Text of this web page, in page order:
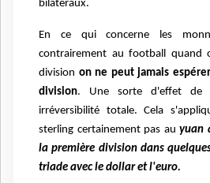
bilatéraux.
En ce qui concerne les
contrairement au football quand
division on ne peut jamais
division. Une sorte d'effet de
irréversibilité totale. Cela
sterling certainement pas auyuan
la première division dans
triade avec le dollar et l'euro.